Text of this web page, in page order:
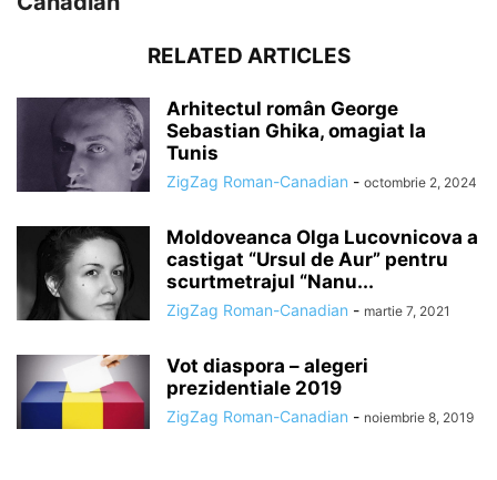
RELATED ARTICLES
Arhitectul român George
Sebastian Ghika, omagiat la
Tunis
ZigZag Roman-Canadian - octombrie 2, 2024
Moldoveanca Olga Lucovnicova a
castigat “Ursul de Aur” pentru
scurtmetrajul “Nanu...
ZigZag Roman-Canadian - martie 7, 2021
Vot diaspora – alegeri
prezidentiale 2019
ZigZag Roman-Canadian - noiembrie 8, 2019